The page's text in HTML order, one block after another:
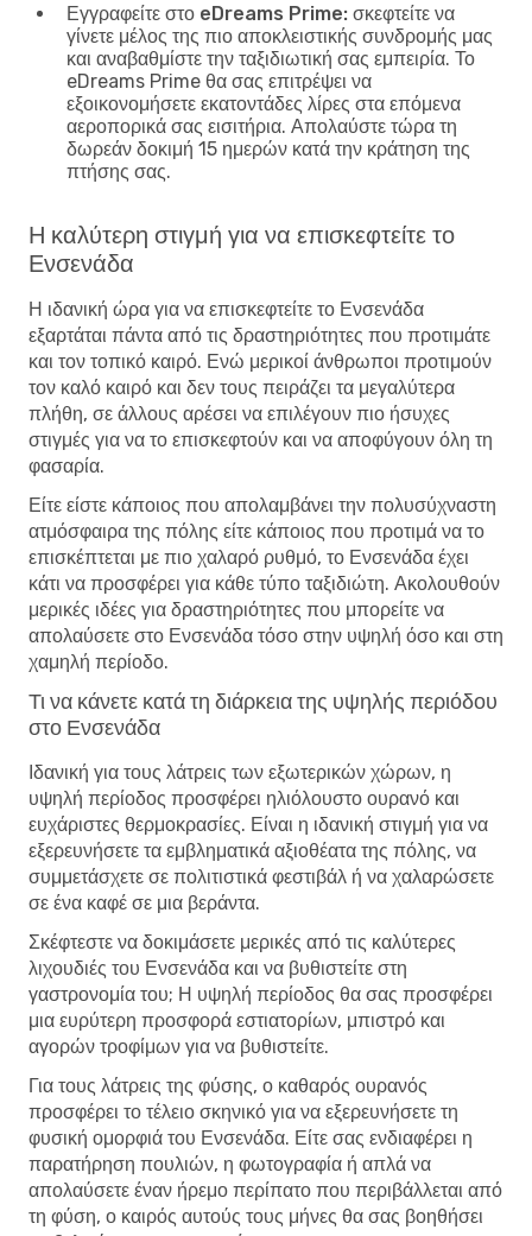
Εγγραφείτε στο eDreams Prime: σκεφτείτε να
γίνετε μέλος της πιο αποκλειστικής συνδρομής μας
και αναβαθμίστε την ταξιδιωτική σας εμπειρία. Το
eDreams Prime θα σας επιτρέψει να
εξοικονομήσετε εκατοντάδες λίρες στα επόμενα
αεροπορικά σας εισιτήρια. Απολαύστε τώρα τη
δωρεάν δοκιμή 15 ημερών κατά την κράτηση της
πτήσης σας.
Η καλύτερη στιγμή για να επισκεφτείτε το
Ενσενάδα
Η ιδανική ώρα για να επισκεφτείτε το Ενσενάδα
εξαρτάται πάντα από τις δραστηριότητες που προτιμάτε
και τον τοπικό καιρό. Ενώ μερικοί άνθρωποι προτιμούν
τον καλό καιρό και δεν τους πειράζει τα μεγαλύτερα
πλήθη, σε άλλους αρέσει να επιλέγουν πιο ήσυχες
στιγμές για να το επισκεφτούν και να αποφύγουν όλη τη
φασαρία.
Είτε είστε κάποιος που απολαμβάνει την πολυσύχναστη
ατμόσφαιρα της πόλης είτε κάποιος που προτιμά να το
επισκέπτεται με πιο χαλαρό ρυθμό, το Ενσενάδα έχει
κάτι να προσφέρει για κάθε τύπο ταξιδιώτη. Ακολουθούν
μερικές ιδέες για δραστηριότητες που μπορείτε να
απολαύσετε στο Ενσενάδα τόσο στην υψηλή όσο και στη
χαμηλή περίοδο.
Τι να κάνετε κατά τη διάρκεια της υψηλής περιόδου
στο Ενσενάδα
Ιδανική για τους λάτρεις των εξωτερικών χώρων, η
υψηλή περίοδος προσφέρει ηλιόλουστο ουρανό και
ευχάριστες θερμοκρασίες. Είναι η ιδανική στιγμή για να
εξερευνήσετε τα εμβληματικά αξιοθέατα της πόλης, να
συμμετάσχετε σε πολιτιστικά φεστιβάλ ή να χαλαρώσετε
σε ένα καφέ σε μια βεράντα.
Σκέφτεστε να δοκιμάσετε μερικές από τις καλύτερες
λιχουδιές του Ενσενάδα και να βυθιστείτε στη
γαστρονομία του; Η υψηλή περίοδος θα σας προσφέρει
μια ευρύτερη προσφορά εστιατορίων, μπιστρό και
αγορών τροφίμων για να βυθιστείτε.
Για τους λάτρεις της φύσης, ο καθαρός ουρανός
προσφέρει το τέλειο σκηνικό για να εξερευνήσετε τη
φυσική ομορφιά του Ενσενάδα. Είτε σας ενδιαφέρει η
παρατήρηση πουλιών, η φωτογραφία ή απλά να
απολαύσετε έναν ήρεμο περίπατο που περιβάλλεται από
τη φύση, ο καιρός αυτούς τους μήνες θα σας βοηθήσει